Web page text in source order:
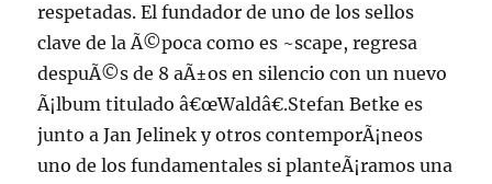
respetadas. El fundador de uno de los sellos
clave de la Ã©poca como es ~scape, regresa
despuÃ©s de 8 aÃ±os en silencio con un nuevo
Ã¡lbum titulado â€œWaldâ€.Stefan Betke es
junto a Jan Jelinek y otros contemporÃ¡neos
uno de los fundamentales si planteÃ¡ramos una